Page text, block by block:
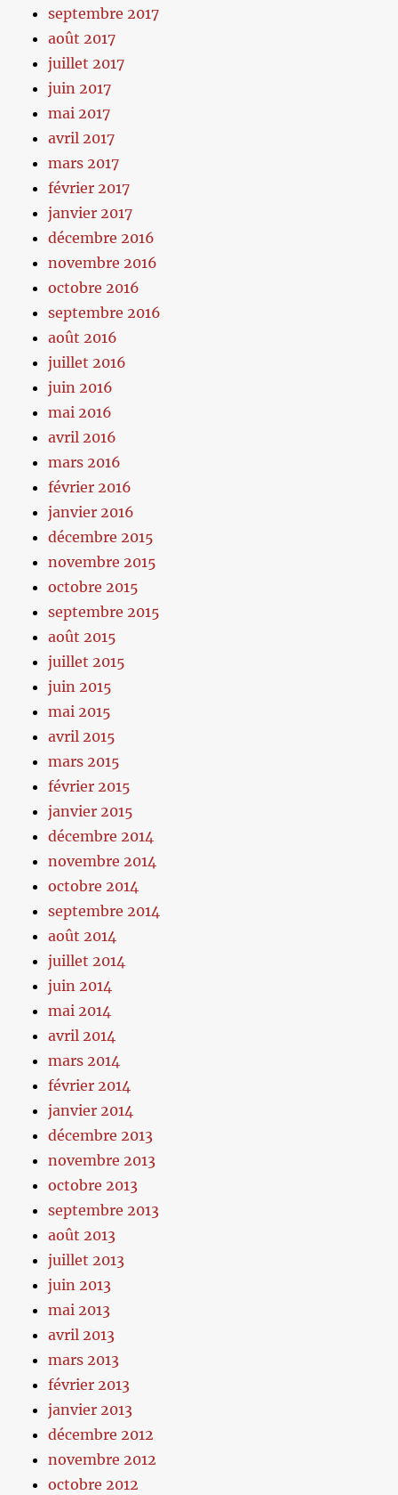
septembre 2017
août 2017
juillet 2017
juin 2017
mai 2017
avril 2017
mars 2017
février 2017
janvier 2017
décembre 2016
novembre 2016
octobre 2016
septembre 2016
août 2016
juillet 2016
juin 2016
mai 2016
avril 2016
mars 2016
février 2016
janvier 2016
décembre 2015
novembre 2015
octobre 2015
septembre 2015
août 2015
juillet 2015
juin 2015
mai 2015
avril 2015
mars 2015
février 2015
janvier 2015
décembre 2014
novembre 2014
octobre 2014
septembre 2014
août 2014
juillet 2014
juin 2014
mai 2014
avril 2014
mars 2014
février 2014
janvier 2014
décembre 2013
novembre 2013
octobre 2013
septembre 2013
août 2013
juillet 2013
juin 2013
mai 2013
avril 2013
mars 2013
février 2013
janvier 2013
décembre 2012
novembre 2012
octobre 2012